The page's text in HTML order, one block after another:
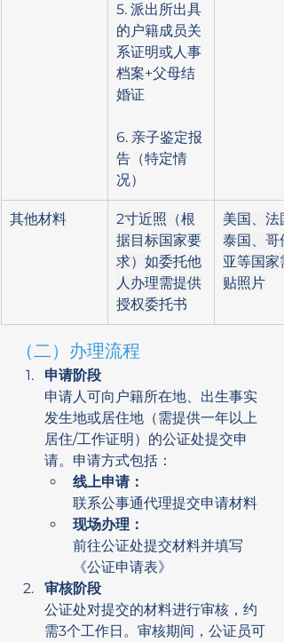
5. 派出所出具
的户籍成员关
系证明或人事
档案+父母结
婚证
6. 亲子鉴定报
告（特定情
况）
其他材料
2寸近照（根
据目标国家要
求）如委托他
人办理需提供
授权委托书
美国、法
泰国、哥
亚等国家
贴照片
（二）办理流程
申请阶段
申请人可向户籍所在地、出生事实
发生地或居住地（需提供一年以上
居住/工作证明）的公证处提交申
请。申请方式包括：
线上申请：
联系公事通代理提交申请材料
现场办理：
前往公证处提交材料并填写
《公证申请表》
审核阶段
公证处对提交的材料进行审核，约
需3个工作日。审核期间，公证员可